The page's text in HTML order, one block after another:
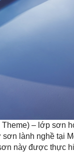
– lớp sơn
lành nghề tại
này được thực